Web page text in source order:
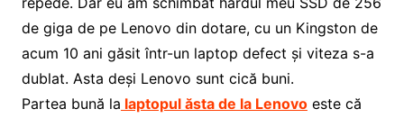
de giga de pe Lenovo din dotare, cu un Kingston de
acum 10 ani găsit într-un laptop defect și viteza s-a
dublat. Asta deși Lenovo sunt cică buni.
Partea bună la laptopul ăsta de la Lenovoeste că